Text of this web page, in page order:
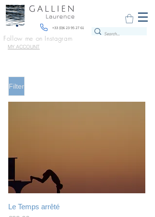
+33 (0)6 23 95 27 61
Follow me on Instagram
MY ACCOUNT
Filter
Le Temps arrêté